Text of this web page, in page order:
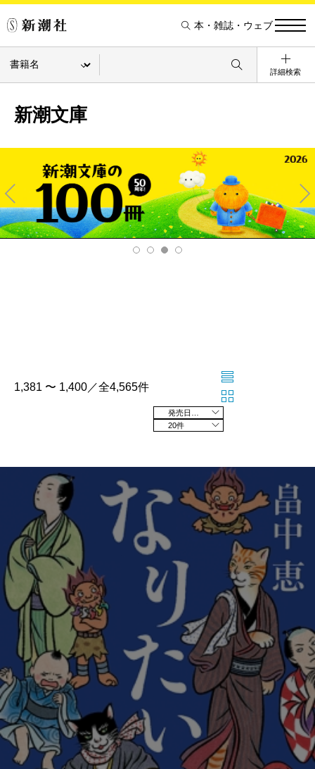
本・雑誌・ウェブ
詳細検索
新潮文庫
Pre
v
Ne
xt
1,381 〜 1,400／全4,565件
20件